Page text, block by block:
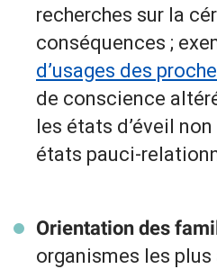
recherches sur la
conséquences ;
d’usages des
de conscience
les états d’éveil
états pauci-
Orientation des
organismes les